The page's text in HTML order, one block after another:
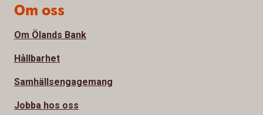
Om oss
Om Ölands Bank
Hållbarhet
Samhällsengagemang
Jobba hos oss